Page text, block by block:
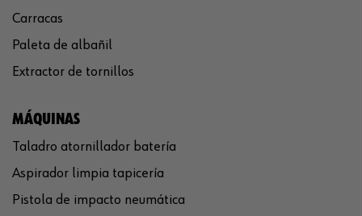
Carracas
Paleta de albañil
Extractor de tornillos
MÁQUINAS
Taladro atornillador batería
Aspirador limpia tapicería
Pistola de impacto neumática